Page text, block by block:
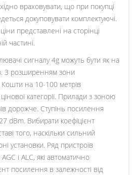
враховувати, що при покупці
докуповувати комплектуючі.
представлені на сторінці
частині.
сигналу 4g можуть бути як на
З розширенням зони
Кошти на 10-100 метрів
категорії. Прилади з зоною
дорожче. Ступінь посилення
dBm. Вибирати коефіцієнт
того, наскільки сильний
установки. Ряд пристроїв
і ALC, які автоматично
посилення в залежності від